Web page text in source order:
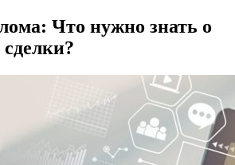
Что нужно знать о
сделки?